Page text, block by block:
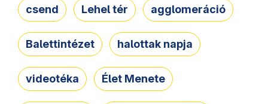
csend Lehel tér agglomeráció
Balettintézet halottak napja
videotéka Élet Menete